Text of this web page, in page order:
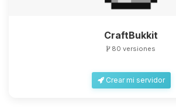
CraftBukkit
80 versiones
Crear mi servidor